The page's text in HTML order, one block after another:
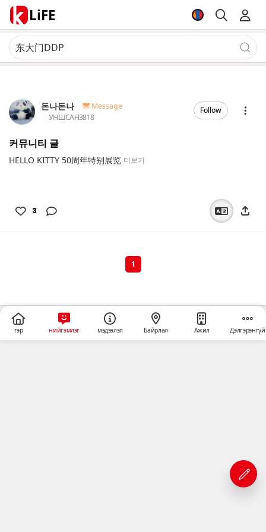
LiFE
돈나돈나
Message
УНШСАН3818
Follow
커뮤니티 글
HELLO KITTY 50周年特别展览 더보기
3
1
гэр нийгэмлэг мэдээлэл Байрлал Ажил Дэлгэрэнгүй